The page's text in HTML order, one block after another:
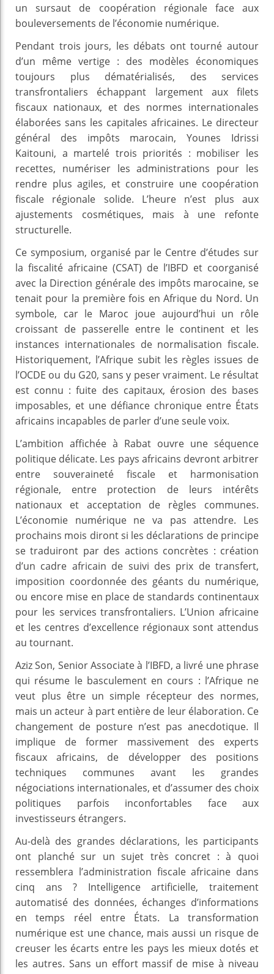
un sursaut de coopération régionale face aux
bouleversements de l’économie numérique.
Pendant trois jours, les débats ont tourné autour
d’un même vertige : des modèles économiques
toujours plus dématérialisés, des services
transfrontaliers échappant largement aux filets
fiscaux nationaux, et des normes internationales
élaborées sans les capitales africaines. Le directeur
général des impôts marocain, Younes Idrissi
Kaitouni, a martelé trois priorités : mobiliser les
recettes, numériser les administrations pour les
rendre plus agiles, et construire une coopération
fiscale régionale solide. L’heure n’est plus aux
ajustements cosmétiques, mais à une refonte
structurelle.
Ce symposium, organisé par le Centre d’études sur
la fiscalité africaine (CSAT) de l’IBFD et coorganisé
avec la Direction générale des impôts marocaine, se
tenait pour la première fois en Afrique du Nord. Un
symbole, car le Maroc joue aujourd’hui un rôle
croissant de passerelle entre le continent et les
instances internationales de normalisation fiscale.
Historiquement, l’Afrique subit les règles issues de
l’OCDE ou du G20, sans y peser vraiment. Le résultat
est connu : fuite des capitaux, érosion des bases
imposables, et une défiance chronique entre États
africains incapables de parler d’une seule voix.
L’ambition affichée à Rabat ouvre une séquence
politique délicate. Les pays africains devront arbitrer
entre souveraineté fiscale et harmonisation
régionale, entre protection de leurs intérêts
nationaux et acceptation de règles communes.
L’économie numérique ne va pas attendre. Les
prochains mois diront si les déclarations de principe
se traduiront par des actions concrètes : création
d’un cadre africain de suivi des prix de transfert,
imposition coordonnée des géants du numérique,
ou encore mise en place de standards continentaux
pour les services transfrontaliers. L’Union africaine
et les centres d’excellence régionaux sont attendus
au tournant.
Aziz Son, Senior Associate à l’IBFD, a livré une phrase
qui résume le basculement en cours : l’Afrique ne
veut plus être un simple récepteur des normes,
mais un acteur à part entière de leur élaboration. Ce
changement de posture n’est pas anecdotique. Il
implique de former massivement des experts
fiscaux africains, de développer des positions
techniques communes avant les grandes
négociations internationales, et d’assumer des choix
politiques parfois inconfortables face aux
investisseurs étrangers.
Au-delà des grandes déclarations, les participants
ont planché sur un sujet très concret : à quoi
ressemblera l’administration fiscale africaine dans
cinq ans ? Intelligence artificielle, traitement
automatisé des données, échanges d’informations
en temps réel entre États. La transformation
numérique est une chance, mais aussi un risque de
creuser les écarts entre les pays les mieux dotés et
les autres. Sans un effort massif de mise à niveau